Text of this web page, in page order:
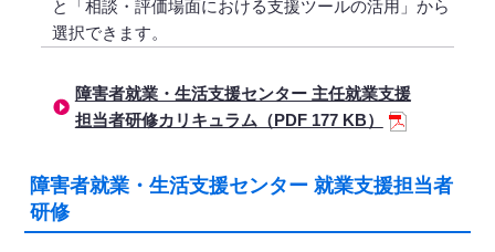
と「相談・評価場面における支援ツールの活用」から
選択できます。
障害者就業・生活支援センター 主任就業支援
担当者研修カリキュラム（PDF 177 KB）
障害者就業・生活支援センター 就業支援担当者
研修